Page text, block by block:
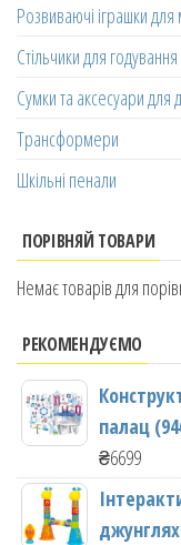
Розвиваючі іграшки для
Стільчики для годування
Сумки та аксесуари для
Трансформери
Шкільні пенали
ПОРІВНЯЙ ТОВАРИ
Немає товарів для
РЕКОМЕНДУЄМО
палац
₴6699